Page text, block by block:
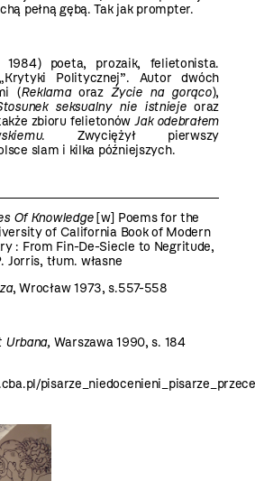
pełną gębą. Tak jak prompter.
poeta, prozaik, felietonista.
Politycznej”. Autor dwóch
(ReklamaorazŻycie na gorąco),
seksualny nie istniejeoraz
zbioru felietonówJak odebrałem
. Zwyciężył pierwszy
slam i kilka późniejszych.
Of Knowledge [w] Poems for the
of California Book of Modern
: From Fin-De-Siecle to Negritude,
Jorris, tłum. własne
, Wrocław 1973, s.557-558
Urbana, Warszawa 1990, s. 184